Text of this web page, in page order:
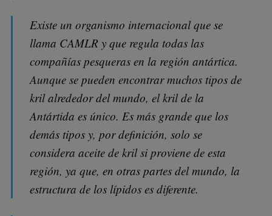
Existe un organismo internacional que se
llama CAMLR y que regula todas las
compañías pesqueras en la región antártica.
Aunque se pueden encontrar muchos tipos de
kril alrededor del mundo, el kril de la
Antártida es único. Es más grande que los
demás tipos y, por definición, solo se
considera aceite de kril si proviene de esta
región, ya que, en otras partes del mundo, la
estructura de los lípidos es diferente.